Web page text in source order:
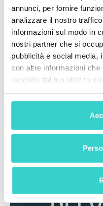
annunci, per fornire
analizzare il nostro
informazioni sul modo in
nostri partner che si
pubblicità e social media,
con altre informazioni che
raccolto dal tuo utilizzo
Il team NSYS ringrazia gli
partecipanti per questa
vediamo l'ora di vedervi